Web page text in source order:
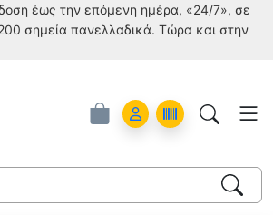
έως την επόμενη ημέρα, «24/7», σε
σημεία πανελλαδικά. Tώρα και στην
Account
Orders